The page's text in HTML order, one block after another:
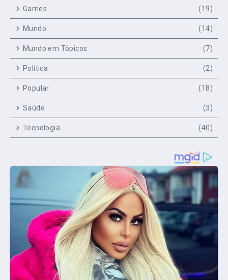
Games (19)
Mundo (14)
Mundo em Tópicos (7)
Política (2)
Popular (18)
Saúde (3)
Tecnologia (40)